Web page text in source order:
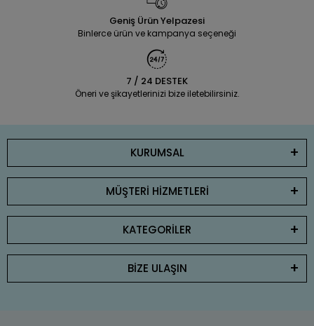
Geniş Ürün Yelpazesi
Binlerce ürün ve kampanya seçeneği
7 / 24 DESTEK
Öneri ve şikayetlerinizi bize iletebilirsiniz.
KURUMSAL
MÜŞTERİ HİZMETLERİ
KATEGORİLER
BİZE ULAŞIN